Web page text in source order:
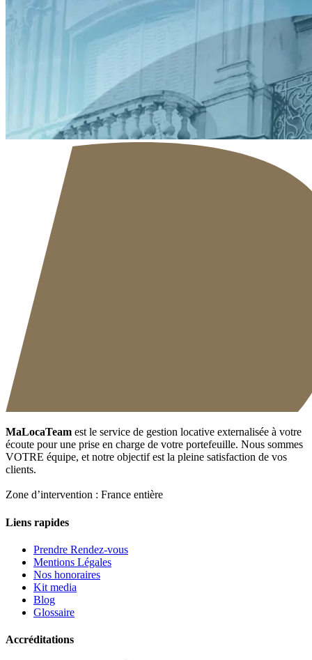
MaLocaTeam est le service de gestion locative externalisée à votre
écoute pour une prise en charge de votre portefeuille. Nous sommes
VOTRE équipe, et notre objectif est la pleine satisfaction de vos
clients.
Zone d’intervention : France entière
Liens rapides
Prendre Rendez-vous
Mentions Légales
Nos honoraires
Kit media
Blog
Glossaire
Accréditations